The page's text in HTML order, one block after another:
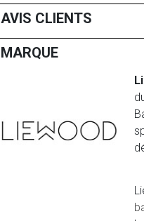
AVIS CLIENTS
MARQUE